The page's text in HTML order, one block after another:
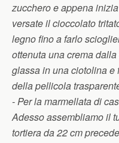
zucchero e appena
versate il cioccolato
legno fino a farlo
ottenuta una crema
glassa in una ciotolina e
della pellicola
- Per la marmellata di
Adesso assembliamo il
tortiera da 22 cm